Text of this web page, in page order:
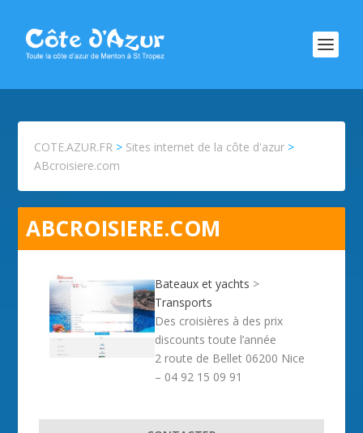
COTE.AZUR.FR > Sites internet de la côte d'azur >
ABcroisiere.com
ABCROISIERE.COM
Bateaux et yachts >
Transports
Des croisières à des prix
discounts toute l’année
2 route de Bellet 06200 Nice
– 04 92 15 09 91